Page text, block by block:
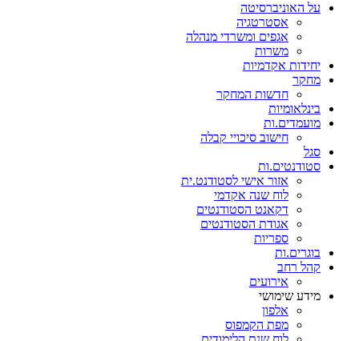
על האוניברסיטה
אסטרטגיה
אגפים ומשרדי מנהלה
משרות
יחידות אקדמיות
מחקר
חדשות המחקר
בינלאומיות
מועמדים.ות
חישוב סיכויי קבלה
סגל
סטודנטים.ות
אזור אישי לסטודנט.ית
לוח שנה אקדמי
דקאנט הסטודנטים
אגודת הסטודנטים
ספריות
בוגרים.ות
קהל רחב
אירועים
מידע שימושי
אלפון
מפת הקמפוס